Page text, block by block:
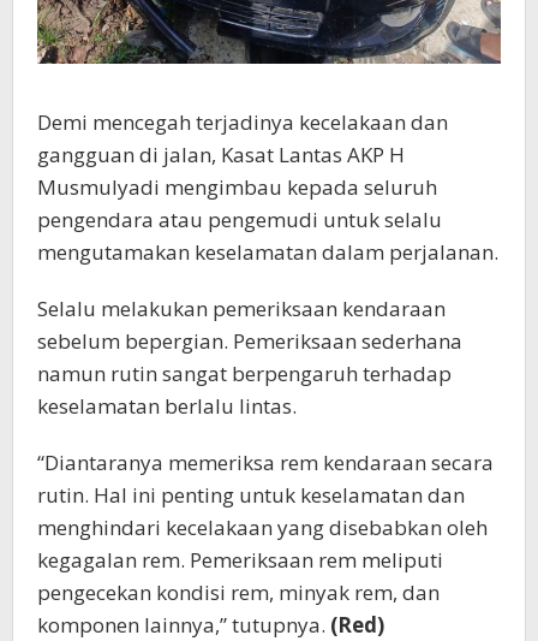
Demi mencegah terjadinya kecelakaan dan
gangguan di jalan, Kasat Lantas AKP H
Musmulyadi mengimbau kepada seluruh
pengendara atau pengemudi untuk selalu
mengutamakan keselamatan dalam perjalanan.
Selalu melakukan pemeriksaan kendaraan
sebelum bepergian. Pemeriksaan sederhana
namun rutin sangat berpengaruh terhadap
keselamatan berlalu lintas.
“Diantaranya memeriksa rem kendaraan secara
rutin. Hal ini penting untuk keselamatan dan
menghindari kecelakaan yang disebabkan oleh
kegagalan rem. Pemeriksaan rem meliputi
pengecekan kondisi rem, minyak rem, dan
komponen lainnya,” tutupnya. (Red)